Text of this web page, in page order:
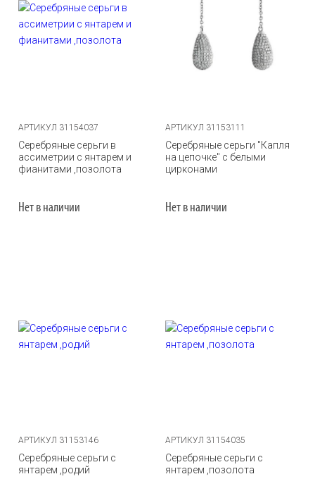
АРТИКУЛ 31154037
Серебряные серьги в
ассиметрии с янтарем и
фианитами ,позолота
Нет в наличии
АРТИКУЛ 31153111
Серебряные серьги "Капля
на цепочке" с белыми
цирконами
Нет в наличии
АРТИКУЛ 31153146
Серебряные серьги с
янтарем ,родий
АРТИКУЛ 31154035
Серебряные серьги с
янтарем ,позолота